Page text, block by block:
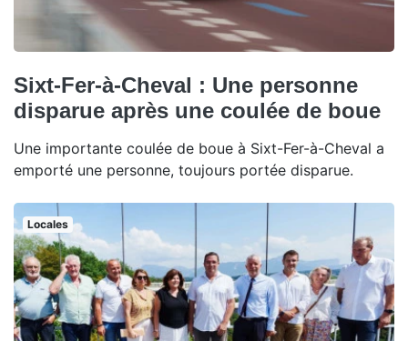
Sixt-Fer-à-Cheval : Une personne
disparue après une coulée de boue
Une importante coulée de boue à Sixt-Fer-à-Cheval a
emporté une personne, toujours portée disparue.
Locales